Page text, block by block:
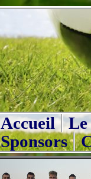
Accueil
Sponsors